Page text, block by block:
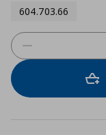
604.703.66